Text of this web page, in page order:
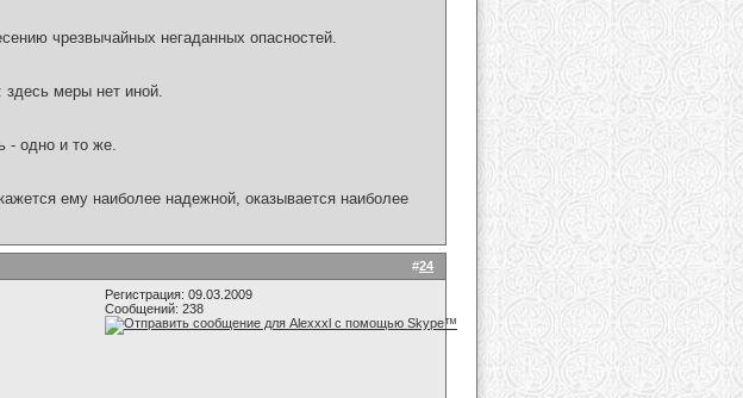
чрезвычайных негаданных опасностей.
меры нет иной.
- одно и то же.
ему наиболее надежной, оказывается наиболее
#24
Регистрация: 09.03.2009
Сообщений: 238